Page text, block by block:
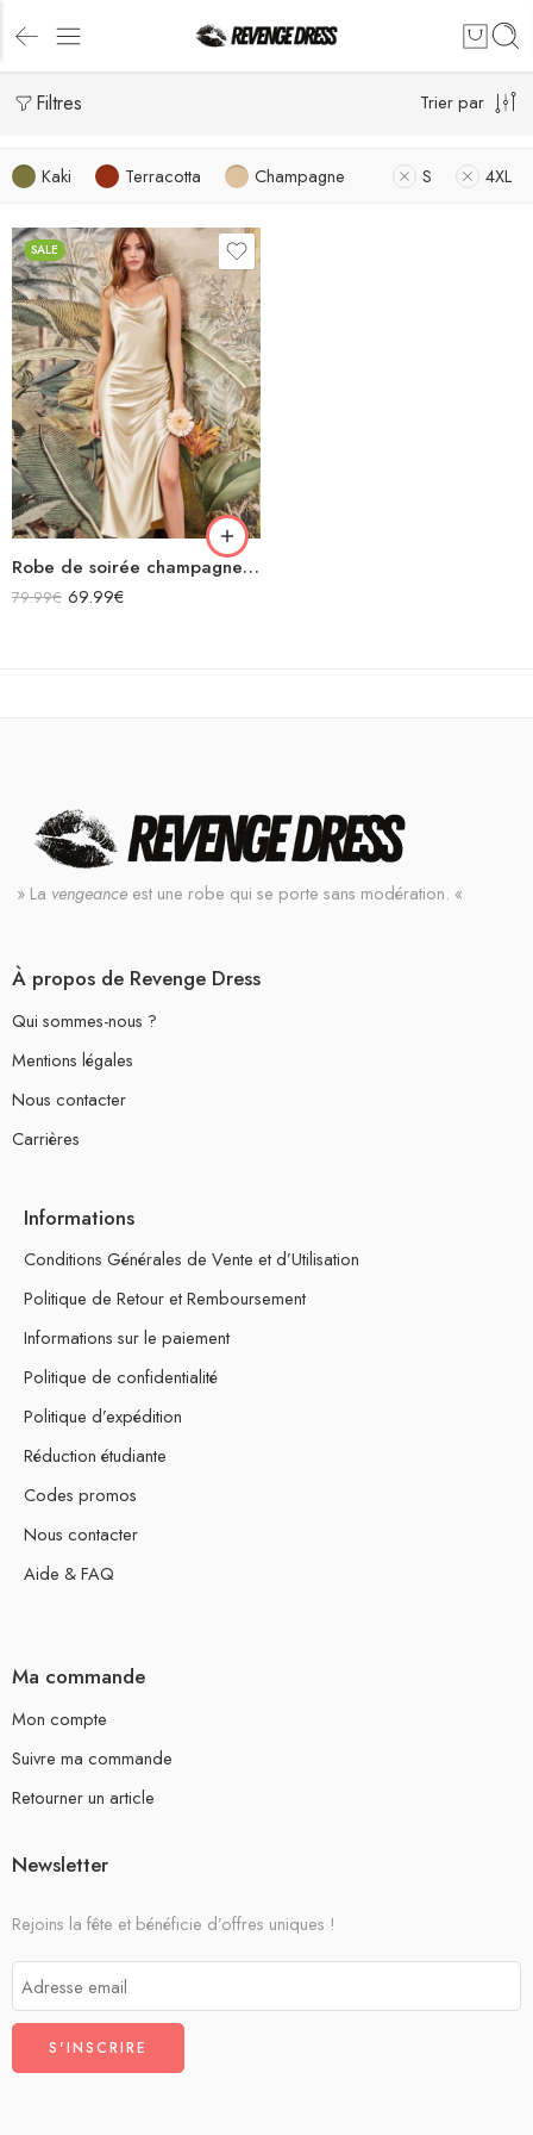
Filtres Trier par
Kaki Terracotta Champagne S 4XL
SALE
Robe de soirée champagne en satin col bénitier mi longue fendue à bretelles sans manches
79.99€ 69.99€
» La vengeance est une robe qui se porte sans modération. «
À propos de Revenge Dress
Qui sommes-nous ?
Mentions légales
Nous contacter
Carrières
Informations
Conditions Générales de Vente et d’Utilisation
Politique de Retour et Remboursement
Informations sur le paiement
Politique de confidentialité
Politique d’expédition
Réduction étudiante
Codes promos
Nous contacter
Aide & FAQ
Ma commande
Mon compte
Suivre ma commande
Retourner un article
Newsletter
Rejoins la fête et bénéficie d’offres uniques !